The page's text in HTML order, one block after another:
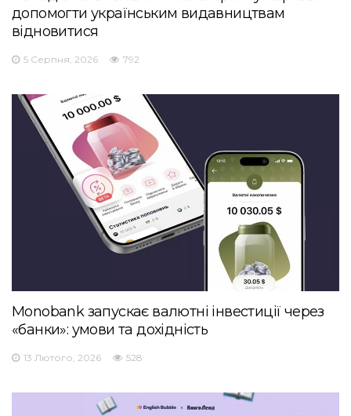
допомогти українським видавництвам
відновитися
5 Серпня, 2026 792
Monobank запускає валютні інвестиції через
«банки»: умови та дохідність
13 Лютого, 2026 528